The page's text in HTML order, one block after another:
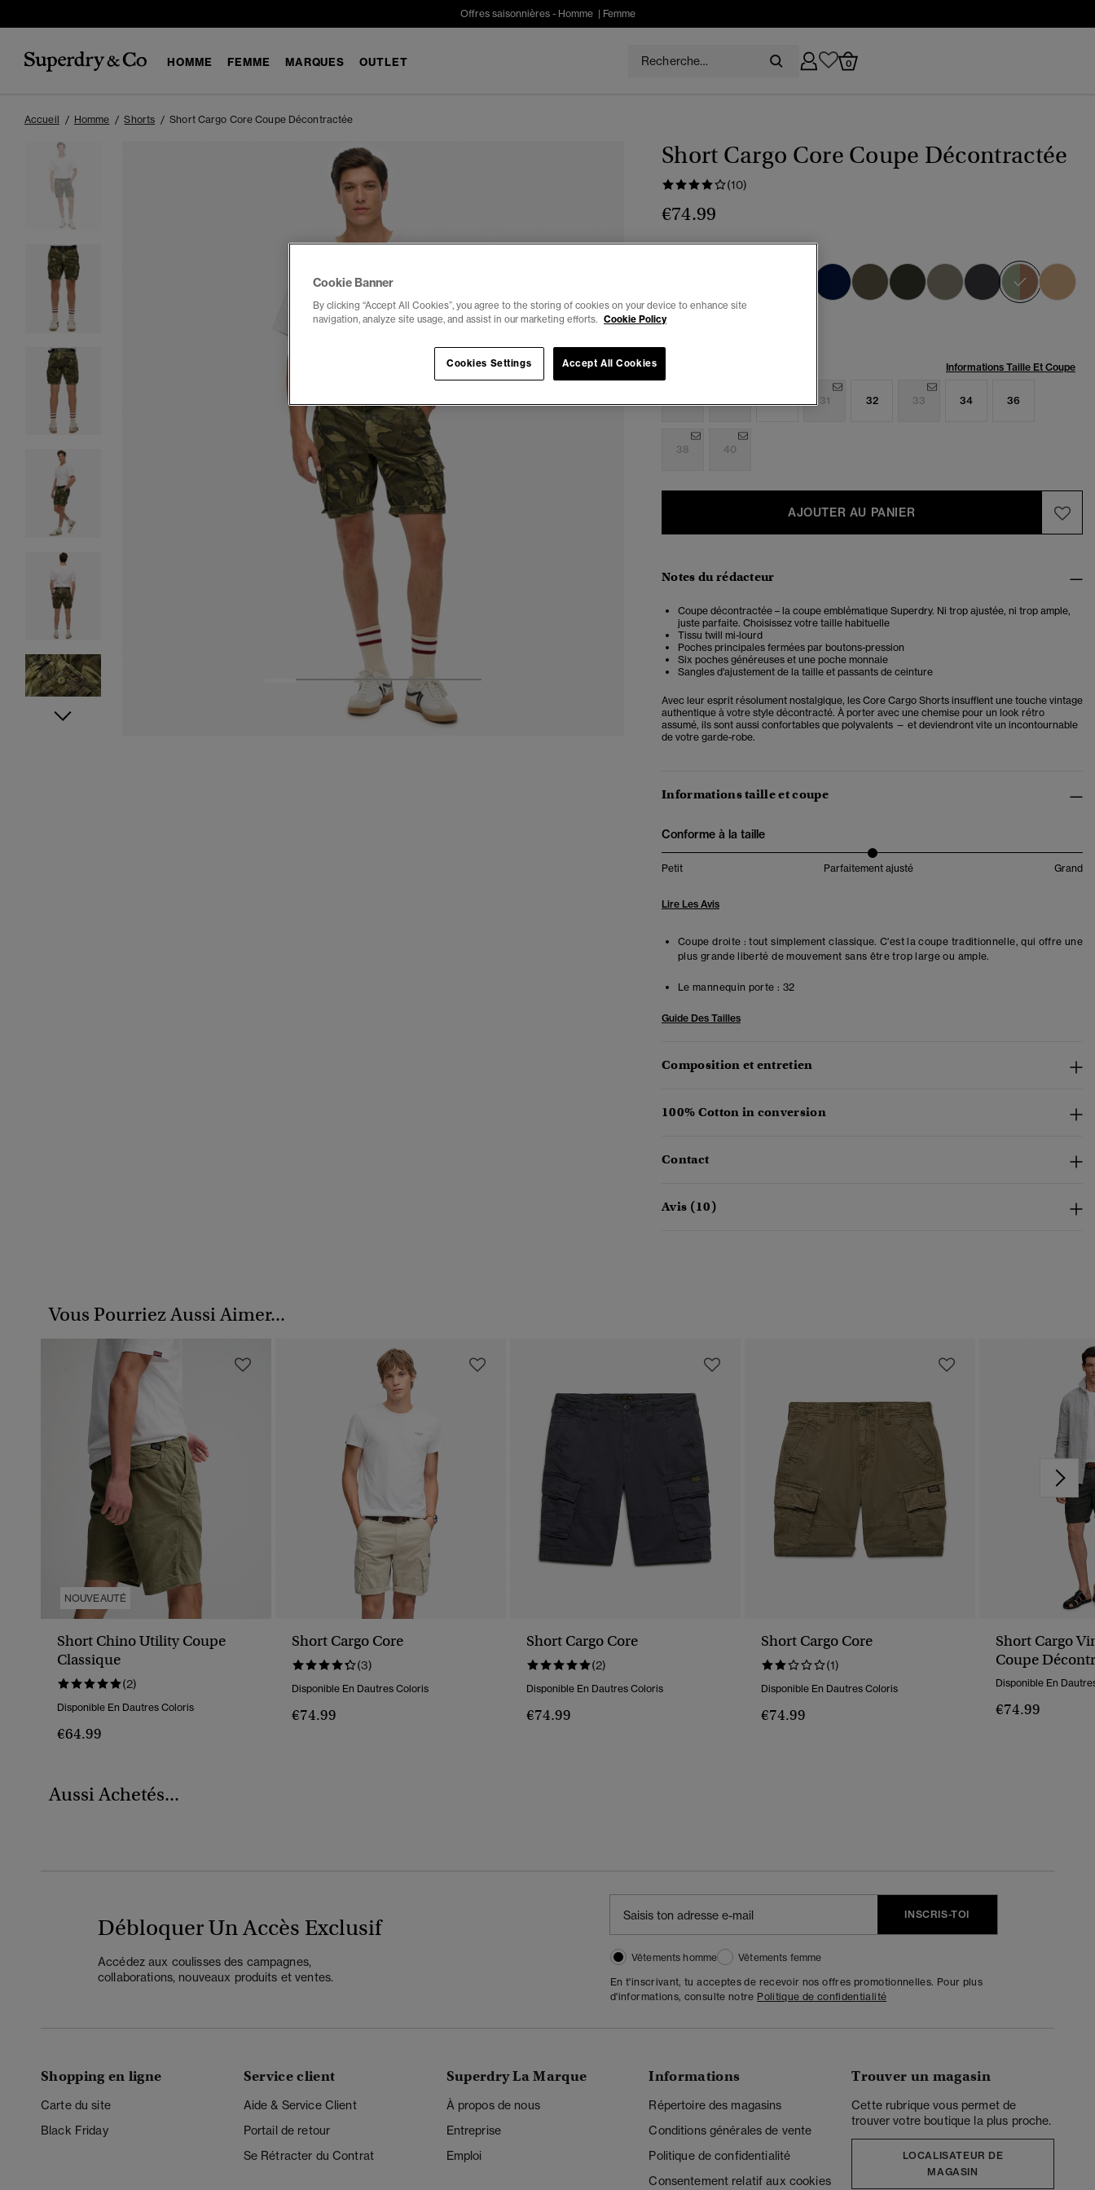
Offres saisonnières - Homme| Femme
HOMME FEMME MARQUES OUTLET 0
Accueil Homme Shorts Short Cargo Core Coupe Décontractée
5 6
Short Cargo Core Coupe Décontractée
(10)
€74.99
Couleur :camouflage outline
Informations Taille Et Coupe
31 32 33 34 36
38 40
AJOUTER AU PANIER
Notes du rédacteur
Coupe décontractée – la coupe emblématique Superdry. Ni trop ajustée, ni trop ample,
juste parfaite. Choisissez votre taille habituelle
Tissu twill mi-lourd
Poches principales fermées par boutons-pression
Six poches généreuses et une poche monnaie
Sangles d'ajustement de la taille et passants de ceinture
Avec leur esprit résolument nostalgique, les Core Cargo Shorts insufflent une touche vintage
authentique à votre style décontracté. À porter avec une chemise pour un look rétro
assumé, ils sont aussi confortables que polyvalents — et deviendront vite un incontournable
de votre garde-robe.
Informations taille et coupe
Conforme à la taille
Petit Parfaitement ajusté Grand
Lire Les Avis
Coupe droite : tout simplement classique. C'est la coupe traditionnelle, qui offre une
plus grande liberté de mouvement sans être trop large ou ample.
Le mannequin porte : 32
Guide Des Tailles
Composition et entretien
100% Cotton in conversion
Contact
Avis (10)
Vous Pourriez Aussi Aimer...
NOUVEAUTÉ
Short Chino Utility Coupe
Classique
(2)
Disponible En Dautres Coloris
€64.99
Short Cargo Core
(3)
Disponible En Dautres Coloris
€74.99
Short Cargo Core
(2)
Disponible En Dautres Coloris
€74.99
Short Cargo Core
(1)
Disponible En Dautres Coloris
€74.99
Short Cargo
Coupe
Disponible En
€74.99
Aussi Achetés...
Débloquer Un Accès Exclusif
Accédez aux coulisses des campagnes,
collaborations, nouveaux produits et ventes.
INSCRIS-TOI
Vêtements homme
Vêtements femme
En t'inscrivant, tu acceptes de recevoir nos offres promotionnelles. Pour plus
d'informations, consulte notre Politique de confidentialité
Shopping en ligne
Carte du site
Black Friday
Service client
Aide & Service Client
Portail de retour
Se Rétracter du Contrat
Superdry La Marque
À propos de nous
Entreprise
Emploi
Informations
Répertoire des magasins
Conditions générales de vente
Politique de confidentialité
Consentement relatif aux cookies
Trouver un magasin
Cette rubrique vous permet de
trouver votre boutique la plus proche.
LOCALISATEUR DE
MAGASIN
Cookie Banner
By clicking “Accept All Cookies”, you agree to the storing of cookies on your device to enhance site
navigation, analyze site usage, and assist in our marketing efforts. Cookie Policy
Cookies Settings Accept All Cookies